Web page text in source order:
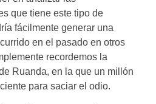
que tiene este tipo de
fácilmente generar una
en el pasado en otros
recordemos la
Ruanda, en la que un millón
para saciar el odio.